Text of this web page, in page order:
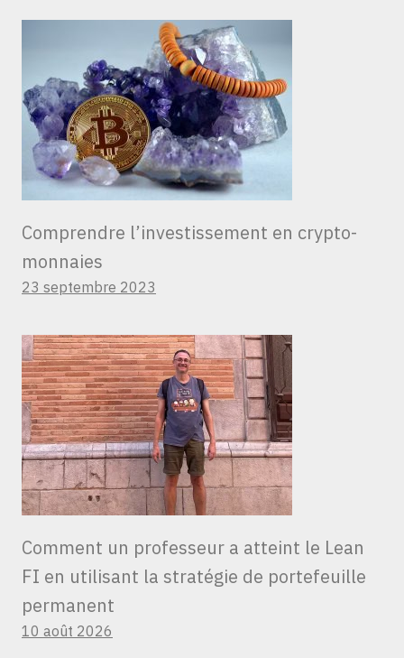
Comprendre l’investissement en crypto-
monnaies
23 septembre 2023
Comment un professeur a atteint le Lean
FI en utilisant la stratégie de portefeuille
permanent
10 août 2026